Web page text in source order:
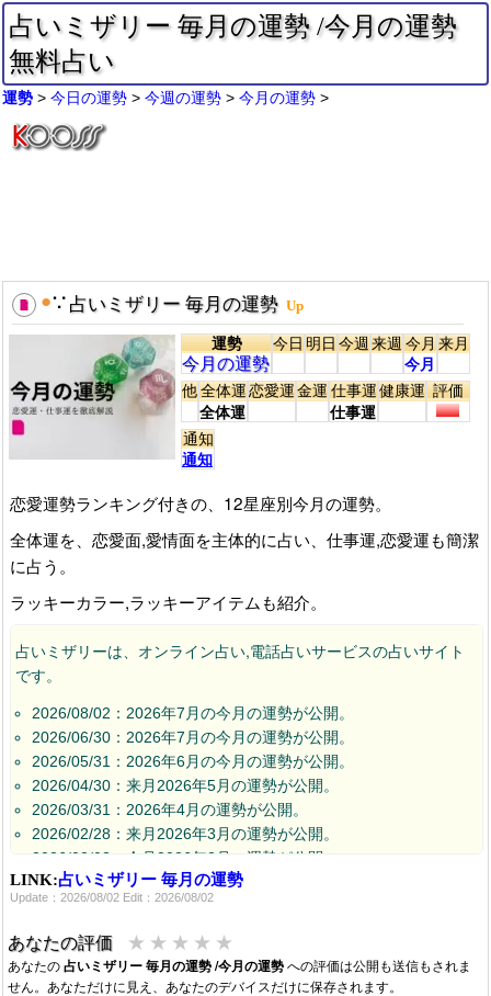
占いミザリー 毎月の運勢 /今月の運勢
無料占い
運勢 今日の運勢 今週の運勢 今月の運勢
●∵ 占いミザリー 毎月の運勢 Up
運勢
今月の運勢
今日明日今週来週今月
今月
来月
他全体運
全体運
恋愛運金運仕事運
仕事運
健康運 評価
通知
通知
恋愛運勢ランキング付きの、12星座別今月の運勢。
全体運を、恋愛面,愛情面を主体的に占い、仕事運,恋愛運も簡潔
に占う。
ラッキーカラー,ラッキーアイテムも紹介。
占いミザリーは、オンライン占い,電話占いサービスの占いサイト
です。
2026/08/02：2026年7月の今月の運勢が公開。
2026/06/30：2026年7月の今月の運勢が公開。
2026/05/31：2026年6月の今月の運勢が公開。
2026/04/30：来月2026年5月の運勢が公開。
2026/03/31：2026年4月の運勢が公開。
2026/02/28：来月2026年3月の運勢が公開。
2026/02/03：今月2026年2月の運勢が公開。
2026/01/02：今月2026年1月の運勢が公開。
2025/12/01：今月2025年12月の運勢が公開。
2025/10/03：今月2025年10月の運勢が公開中です。
LINK:占いミザリー 毎月の運勢
Update：2026/08/02 Edit：2026/08/02
あなたの評価 ★ ★ ★ ★ ★
あなたの占いミザリー 毎月の運勢 /今月の運勢への評価は公開も送信もされま
せん。あなただけに見え、あなたのデバイスだけに保存されます。